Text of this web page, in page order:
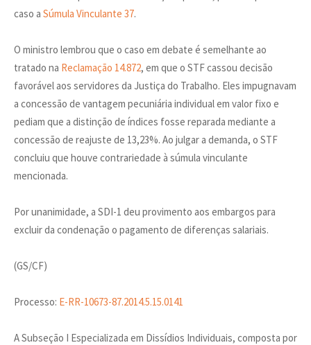
caso a Súmula Vinculante 37.
O ministro lembrou que o caso em debate é semelhante ao
tratado na Reclamação 14.872, em que o STF cassou decisão
favorável aos servidores da Justiça do Trabalho. Eles impugnavam
a concessão de vantagem pecuniária individual em valor fixo e
pediam que a distinção de índices fosse reparada mediante a
concessão de reajuste de 13,23%. Ao julgar a demanda, o STF
concluiu que houve contrariedade à súmula vinculante
mencionada.
Por unanimidade, a SDI-1 deu provimento aos embargos para
excluir da condenação o pagamento de diferenças salariais.
(GS/CF)
Processo: E-RR-10673-87.2014.5.15.0141
A Subseção I Especializada em Dissídios Individuais, composta por